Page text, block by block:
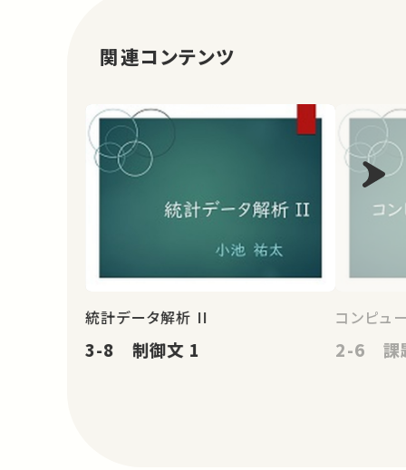
関連コンテンツ
統計データ解析 II
3-8 制御文 1
コンピュ
2-6 課